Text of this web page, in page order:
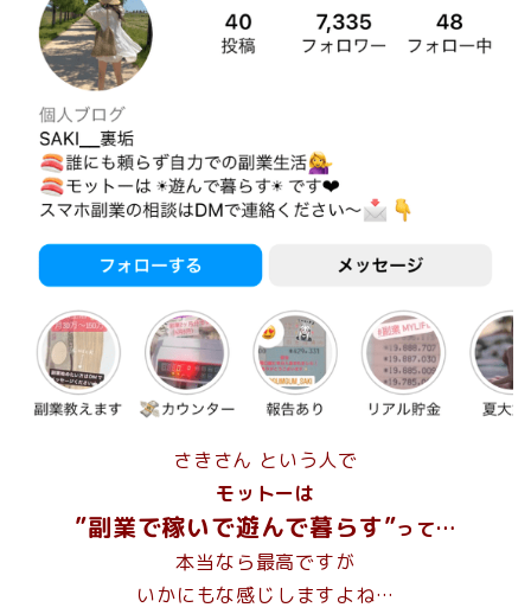
さきさん という人で
モットーは
”副業で稼いで遊んで暮らす”って…
本当なら最高ですが
いかにもな感じしますよね…